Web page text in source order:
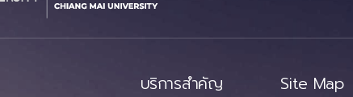
บริการสำคัญ Site Map